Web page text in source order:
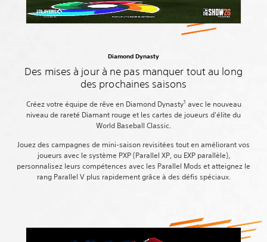
Diamond Dynasty
Des mises à jour à ne pas manquer tout au long
des prochaines saisons
Créez votre équipe de rêve en Diamond Dynasty1 avec le nouveau
niveau de rareté Diamant rouge et les cartes de joueurs d'élite du
World Baseball Classic.
Jouez des campagnes de mini-saison revisitées tout en améliorant vos
joueurs avec le système PXP (Parallel XP, ou EXP parallèle),
personnalisez leurs compétences avec les Parallel Mods et atteignez le
rang Parallel V plus rapidement grâce à des défis spéciaux.